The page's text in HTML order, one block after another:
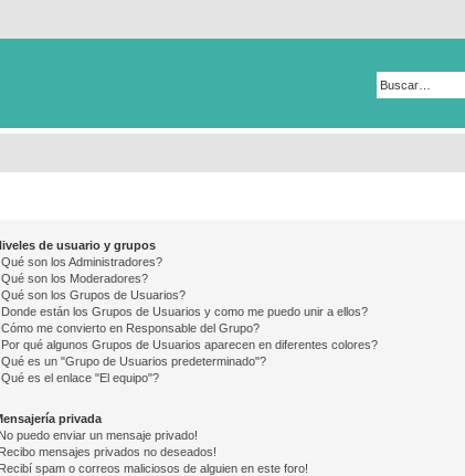
de usuario y grupos
son los Administradores?
son los Moderadores?
son los Grupos de Usuarios?
están los Grupos de Usuarios y como me puedo unir a ellos?
me convierto en Responsable del Grupo?
qué algunos Grupos de Usuarios aparecen en diferentes colores?
es un "Grupo de Usuarios predeterminado"?
es el enlace "El equipo"?
privada
puedo enviar un mensaje privado!
mensajes privados no deseados!
spam o correos maliciosos de alguien en este foro!